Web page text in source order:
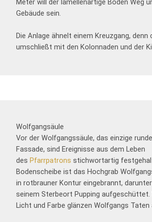
Meter will der lamellenartige Boden Weg
Gebäude sein.
Die Anlage ähnelt einem Kreuzgang, denn
umschließt mit den Kolonnaden und der
Wolfgangsäule
Vor der Wolfgangssäule, das einzige
Fassade, sind Ereignisse aus dem Leben
des Pfarrpatrons stichwortartig
Bodenscheibe ist das Hochgrab
in rotbrauner Kontur eingebrannt,
seinem Sterbeort Pupping aufgeschüttet.
Licht und Farbe glänzen Wolfgangs Taten